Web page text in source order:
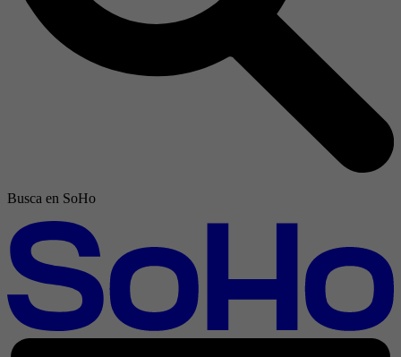
Busca en SoHo